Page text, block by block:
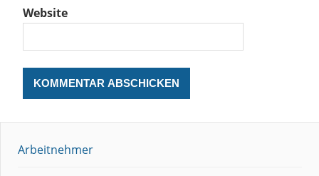
Website
Arbeitnehmer